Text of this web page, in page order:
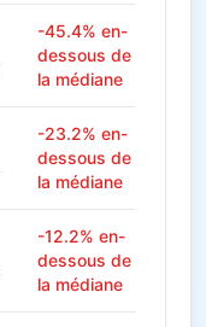
-45.4% en-
dessous de
la médiane
-23.2% en-
dessous de
la médiane
-12.2% en-
dessous de
la médiane